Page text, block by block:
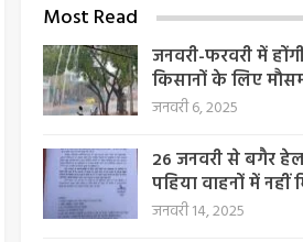
Most Read
जनवरी-फरवरी में
किसानों के लिए
जनवरी 6, 2025
26 जनवरी से बगैर
पहिया वाहनों में नहीं
जनवरी 14, 2025